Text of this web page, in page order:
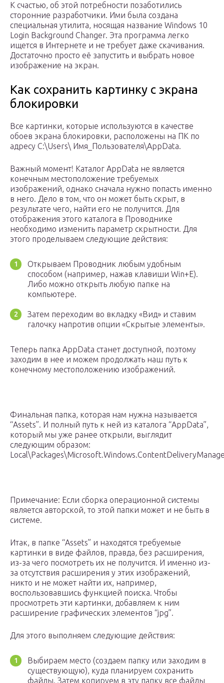
К счастью, об этой потребности позаботились
сторонние разработчики. Ими была создана
специальная утилита, носящая название Windows 10
Login Background Changer. Эта программа легко
ищется в Интернете и не требует даже скачивания.
Достаточно просто её запустить и выбрать новое
изображение на экран.
Как сохранить картинку с экрана
блокировки
Все картинки, которые используются в качестве
обоев экрана блокировки, расположены на ПК по
адресу C:\Users\ Имя_Пользователя\АppDаtа.
Важный момент! Каталог AppData не является
конечным местоположение требуемых
изображений, однако сначала нужно попасть именно
в него. Дело в том, что он может быть скрыт, в
результате чего, найти его не получится. Для
отображения этого каталога в Проводнике
необходимо изменить параметр скрытности. Для
этого проделываем следующие действия:
Открываем Проводник любым удобным
способом (например, нажав клавиши Win+E).
Либо можно открыть любую папке на
компьютере.
Затем переходим во вкладку «Вид» и ставим
галочку напротив опции «Скрытые элементы».
Теперь папка АppDаtа станет доступной, поэтому
заходим в нее и можем продолжать наш путь к
конечному местоположению изображений.
Финальная папка, которая нам нужна называется
“Assets”. И полный путь к ней из каталога “AppData”,
который мы уже ранее открыли, выглядит
следующим образом:
Примечание: Если сборка операционной системы
является авторской, то этой папки может и не быть в
системе.
Итак, в папке “Assets” и находятся требуемые
картинки в виде файлов, правда, без расширения,
из-за чего посмотреть их не получится. И именно из-
за отсутствия расширения у этих изображений,
никто и не может найти их, например,
воспользовавшись функцией поиска. Чтобы
просмотреть эти картинки, добавляем к ним
расширение графических элементов “jpg”.
Для этого выполняем следующие действия:
Выбираем место (создаем папку или заходим в
существующую), куда планируем сохранить
файлы. Затем копируем в эту папку все файлы